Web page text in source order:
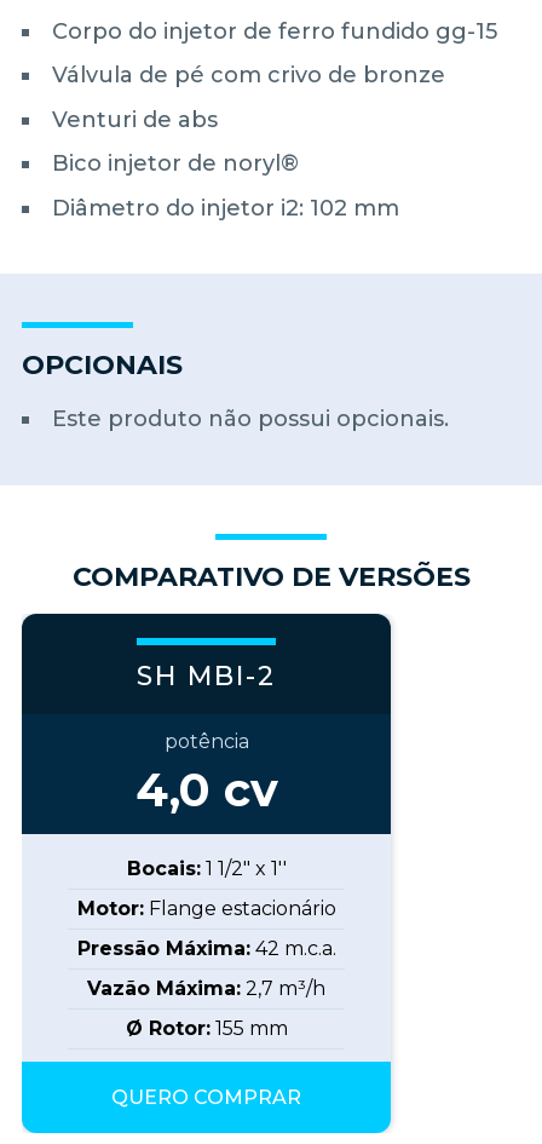
Corpo do injetor de ferro fundido gg-15
Válvula de pé com crivo de bronze
Venturi de abs
Bico injetor de noryl®
Diâmetro do injetor i2: 102 mm
OPCIONAIS
Este produto não possui opcionais.
COMPARATIVO DE VERSÕES
SH MBI-2
potência
4,0 cv
Bocais: 1 1/2" x 1''
Motor: Flange estacionário
Pressão Máxima: 42 m.c.a.
Vazão Máxima: 2,7 m³/h
Ø Rotor: 155 mm
QUERO COMPRAR